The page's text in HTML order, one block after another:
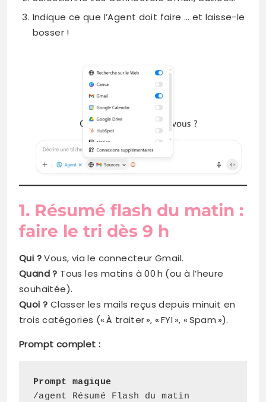
Indique ce que l’Agent doit faire … et laisse-le
bosser !
1. Résumé flash du matin :
faire le tri dès 9 h
Qui ?Vous, via le connecteur Gmail.
Quand ? Tous les matins à 00 h (ou à l’heure
souhaitée).
Quoi ? Classer les mails reçus depuis minuit en
trois catégories (« À traiter », « FYI », « Spam »).
Prompt complet :
Prompt magique
/agent Résumé Flash du matin